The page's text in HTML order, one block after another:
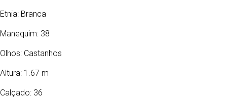
Etnia: Branca
Manequim: 38
Olhos: Castanhos
Altura: 1.67 m
Calçado: 36